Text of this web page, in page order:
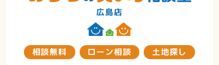
広島店
相談無料 ローン相談 土地探し